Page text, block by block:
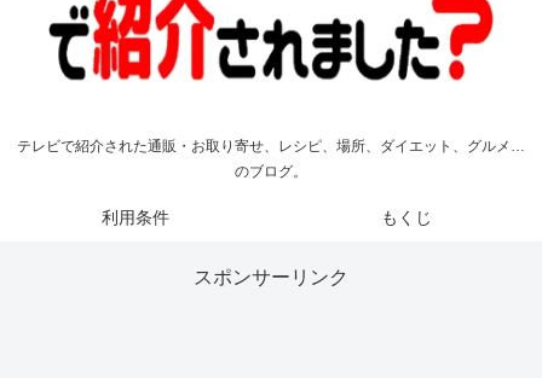
テレビで紹介された通販・お取り寄せ、レシピ、場所、ダイエット、グルメ…
のブログ。
利用条件 もくじ
スポンサーリンク